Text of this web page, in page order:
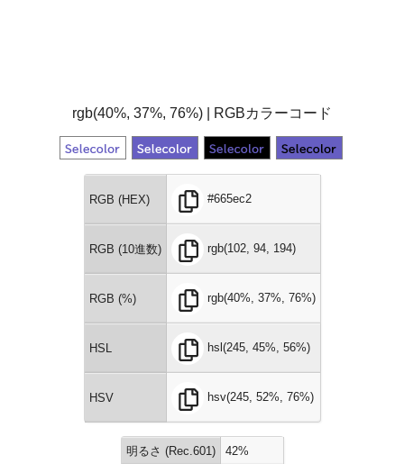
rgb(40%, 37%, 76%) | RGBカラーコード
RGB (HEX) #665ec2
RGB (10進数) rgb(102, 94, 194)
RGB (%) rgb(40%, 37%, 76%)
HSL hsl(245, 45%, 56%)
HSV hsv(245, 52%, 76%)
明るさ (Rec.601) 42%